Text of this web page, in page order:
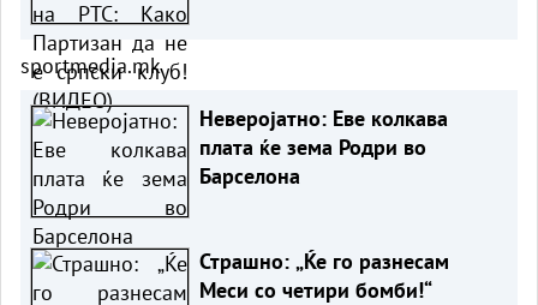
sportmedia.mk
Неверојатно: Еве колкава
плата ќе зема Родри во
Барселона
Страшно: „Ќе го разнесам
Меси со четири бомби!“